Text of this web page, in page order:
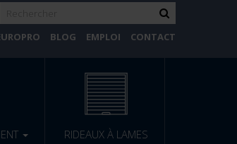
BLOG EMPLOI CONTACT
RIDEAUX À LAMES